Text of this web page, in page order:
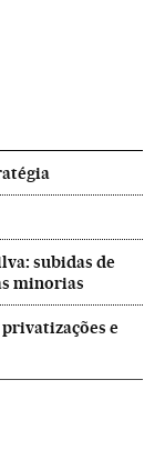
subidas de
minorias
e